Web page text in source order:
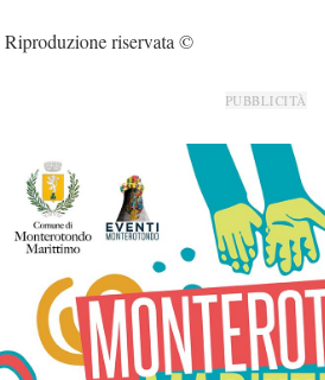
Riproduzione riservata ©
PUBBLICITÀ